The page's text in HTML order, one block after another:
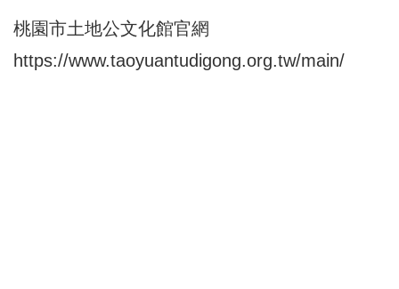
桃園市土地公文化館官網
https://www.taoyuantudigong.org.tw/main/